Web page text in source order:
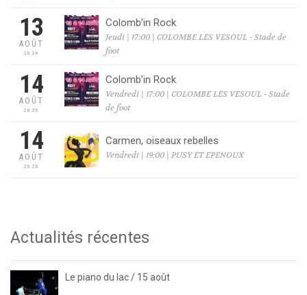
13
AOÛT
2026
Colomb’in Rock
Jeudi | 17:00 | COLOMBE LES VESOUL - Stade de
foot
14
AOÛT
2026
Colomb’in Rock
Vendredi | 17:00 | COLOMBE LES VESOUL - Stade
de foot
14
AOÛT
2026
Carmen, oiseaux rebelles
Vendredi | 19:00 | PUSY ET EPENOUX
Actualités récentes
Le piano du lac / 15 août